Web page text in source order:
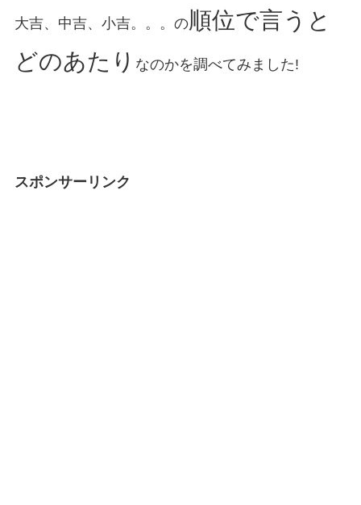
大吉、中吉、小吉。。。の順位で言うと
どのあたり なのかを調べてみました!
スポンサーリンク